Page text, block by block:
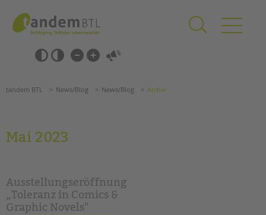
springen
Barrierefrei-
Einstellungen
überspringen
überspringen
Förderzentren
Kollegs
EFöB
tandem BTL News/Blog News/Blog Archiv
Mai 2023
Ausstellungseröffnung
„Toleranz in Comics &
Graphic Novels"